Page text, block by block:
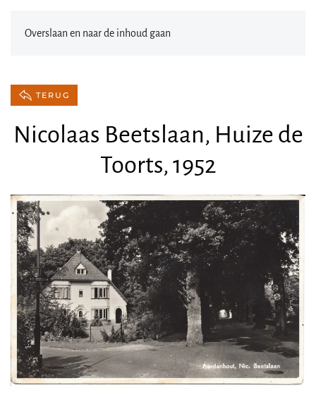
Overslaan en naar de inhoud gaan
TERUG
Nicolaas Beetslaan, Huize de
Toorts, 1952